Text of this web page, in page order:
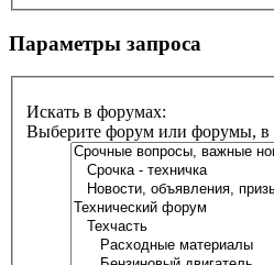
Параметры запроса
Искать в форумах:
Выберите форум или форумы, в